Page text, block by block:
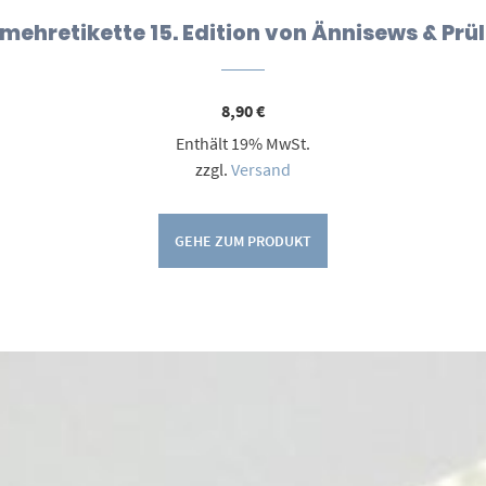
15. Edition von Ännisews &
8,90€
Enthält 19% MwSt.
zzgl. Versand
GEHE ZUM PRODUKT